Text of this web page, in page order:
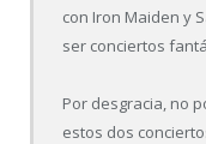
con Iron Maiden y
ser conciertos
Por desgracia, no
estos dos